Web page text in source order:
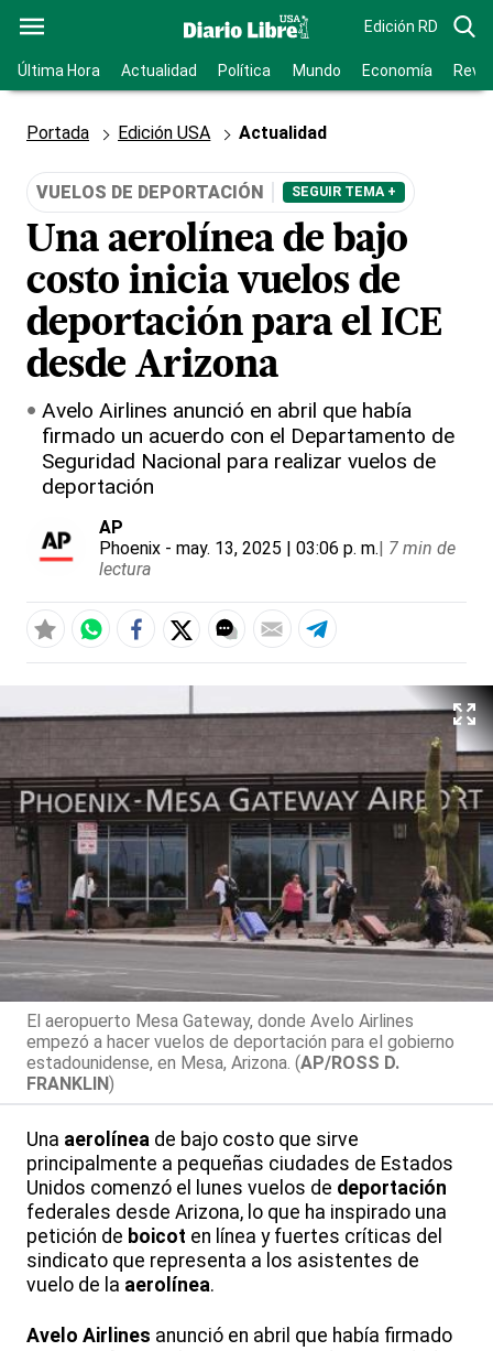
Edición RD
Última Hora Actualidad Política Mundo Economía
Portada Edición USA Actualidad
VUELOS DE DEPORTACIÓN SEGUIR TEMA +
Una aerolínea de bajo
costo inicia vuelos de
deportación para el ICE
desde Arizona
Avelo Airlines anunció en abril que había
firmado un acuerdo con el Departamento de
Seguridad Nacional para realizar vuelos de
deportación
AP
Phoenix - may. 13, 2025 | 03:06 p. m.| 7 min de
lectura
El aeropuerto Mesa Gateway, donde Avelo Airlines
empezó a hacer vuelos de deportación para el gobierno
estadounidense, en Mesa, Arizona. (AP/ROSS D.
FRANKLIN)
Una aerolínea de bajo costo que sirve
principalmente a pequeñas ciudades de Estados
Unidos comenzó el lunes vuelos de deportación
federales desde Arizona, lo que ha inspirado una
petición de boicot en línea y fuertes críticas del
sindicato que representa a los asistentes de
vuelo de la aerolínea.
Avelo Airlines anunció en abril que había firmado